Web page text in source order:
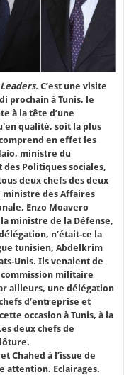
C’est une visite
prochain à Tunis, le
à la tête d’une
qualité, soit la plus
en effet les
ministre du
Politiques sociales,
deux chefs des deux
des Affaires
Enzo Moavero
ministre de la Défense,
n’était-ce la
tunisien, Abdelkrim
Unis. Ils venaient de
commission militaire
ailleurs, une délégation
d’entreprise et
occasion à Tunis, à la
deux chefs de
Chahed à l’issue de
attention. Eclairages.